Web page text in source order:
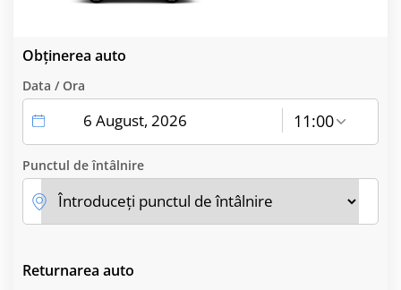
Obținerea auto
Data / Ora
11:00
Punctul de întâlnire
Returnarea auto